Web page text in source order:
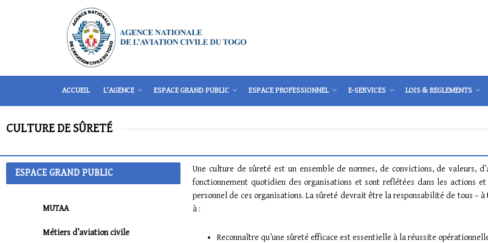
ACCUEIL L’AGENCE ESPACE GRAND PUBLIC ESPACE PROFESSIONNEL E-SERVICES LOIS & REGLEMENTS
CULTURE DE SÛRETÉ
ESPACE GRAND PUBLIC
MUTAA
Métiers d’aviation civile
Une culture de sûreté est un ensemble de normes, de convictions, de valeurs,
fonctionnement quotidien des organisations et sont reflétées dans les actions
personnel de ces organisations. La sûreté devrait être la responsabilité de tous –
à :
Reconnaître qu’une sûreté efficace est essentielle à la réussite